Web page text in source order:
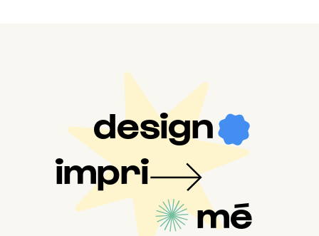
design
impri
mé